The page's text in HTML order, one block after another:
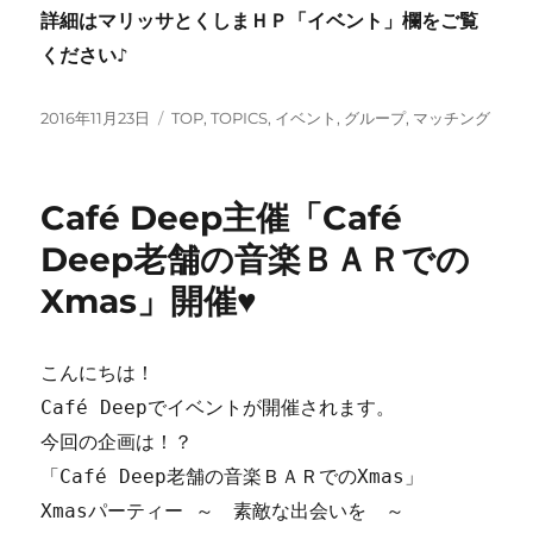
詳細はマリッサとくしまＨＰ「イベント」欄をご覧
ください♪
投
2016年11月23日
カ
ー
TOP,TOPICS, イベント , グループ, マッチング
Café Deep主催「Café
Deep老舗の音楽ＢＡＲでの
Xmas」開催♥
こんにちは！
Café Deepでイベントが開催されます。
今回の企画は！？
「Café Deep老舗の音楽ＢＡＲでのXmas」
Xmasパーティー ～ 素敵な出会いを ～